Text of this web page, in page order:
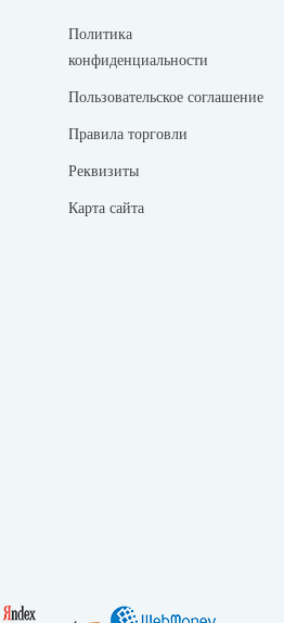
Политика
конфиденциальности
Пользовательское соглашение
Правила торговли
Реквизиты
Карта сайта